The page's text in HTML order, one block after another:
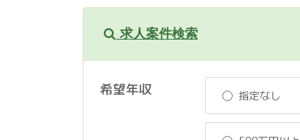
求人案件検索
希望年収 指定なし